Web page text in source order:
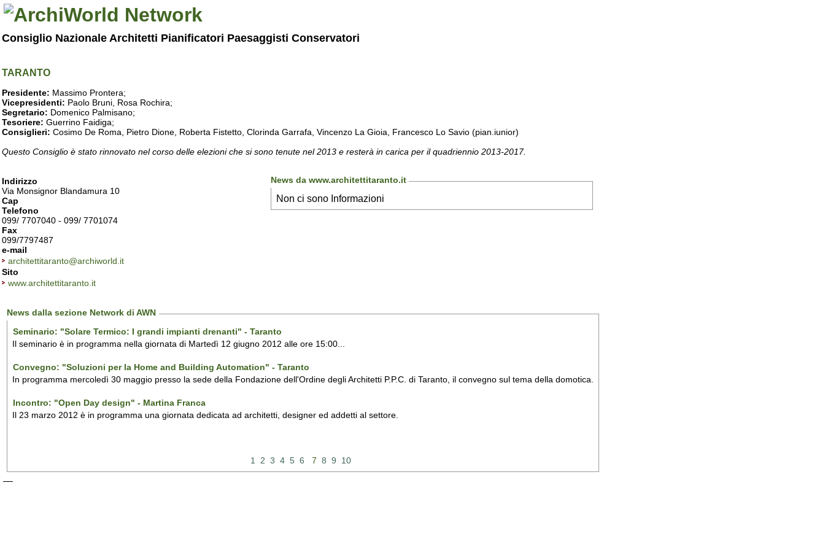
Consiglio Nazionale Architetti Pianificatori Paesaggisti Conservatori
TARANTO
Presidente: Massimo Prontera;
Vicepresidenti: Paolo Bruni, Rosa Rochira;
Segretario: Domenico Palmisano;
Tesoriere: Guerrino Faidiga;
Consiglieri: Cosimo De Roma, Pietro Dione, Roberta Fistetto, Clorinda Garrafa, Vincenzo La Gioia, Francesco Lo Savio (pian.iunior)
Questo Consiglio è stato rinnovato nel corso delle elezioni che si sono tenute nel 2013 e resterà in carica per il quadriennio 2013-2017.
Indirizzo
Via Monsignor Blandamura 10
Cap
Telefono
099/ 7707040 - 099/ 7701074
Fax
099/7797487
e-mail
architettitaranto@archiworld.it
Sito
www.architettitaranto.it
News da www.architettitaranto.it
Non ci sono Informazioni
News dalla sezione Network di AWN
Seminario: "Solare Termico: I grandi impianti drenanti" - Taranto
Il seminario è in programma nella giornata di Martedì 12 giugno 2012 alle ore 15:00...
Convegno: "Soluzioni per la Home and Building Automation" - Taranto
In programma mercoledì 30 maggio presso la sede della Fondazione dell'Ordine degli Architetti P.P.C. di Taranto, il convegno sul tema della domotica.
Incontro: "Open Day design" - Martina Franca
Il 23 marzo 2012 è in programma una giornata dedicata ad architetti, designer ed addetti al settore.
1 2 3 4 5 6 7 8 9 10